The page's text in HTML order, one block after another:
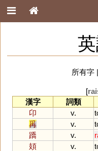
所有字|
[
漢字
詞類
卬
v.
爯
v.
蹻
v.
頍
v.